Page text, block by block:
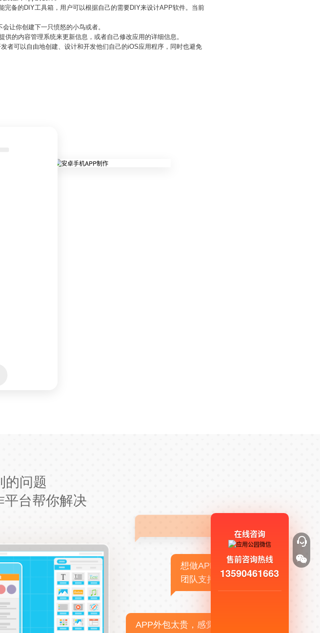
备的DIY工具箱，用户可以根据自己的需要DIY来设计APP软件。当前
让你创建下一只愤怒的小鸟或者。
的内容管理系统来更新信息，或者自己修改应用的详细信息。
者可以自由地创建、设计和开发他们自己的iOS应用程序，同时也避免
的问题
平台帮你解决
想做APP，但没有技术
团队支持
APP外包太贵，感觉不
在线咨询
售前咨询热线
13590461663